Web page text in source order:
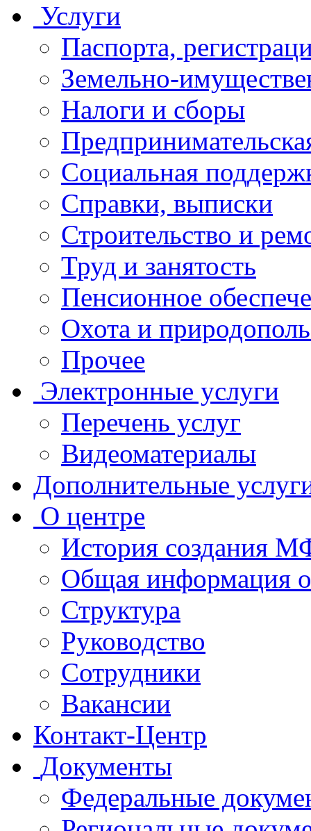
Услуги
Паспорта,
Земельно-
Налоги и сборы
Социальная
Справки, выписки
Строительство и
Труд и занятость
Пенсионное
Охота и
Прочее
Электронные услуги
Перечень услуг
Видеоматериалы
Дополнительные
О центре
История создания
Общая
Структура
Руководство
Сотрудники
Вакансии
Контакт-Центр
Документы
Федеральные